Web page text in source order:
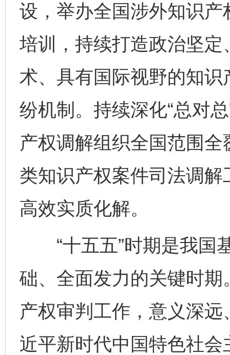
设，举办全国涉外知识
培训，持续打造政治坚
术、具有国际视野的知
纷机制。持续深化“总对
产权调解组织全国范围
类知识产权案件司法调
高效实质化解。
“十五五”时期是我国
础、全面发力的关键时期
产权审判工作，意义深
近平新时代中国特色社
完善运行机制助力责任有效落实 一纸欠